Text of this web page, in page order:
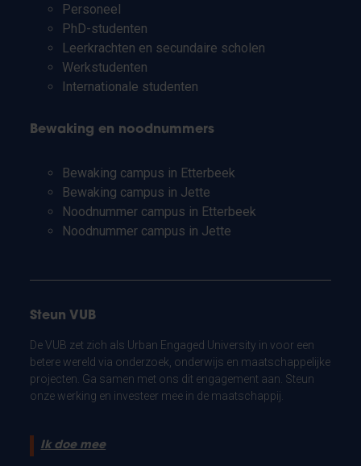
Personeel
PhD-studenten
Leerkrachten en secundaire scholen
Werkstudenten
Internationale studenten
Bewaking en noodnummers
Bewaking campus in Etterbeek
Bewaking campus in Jette
Noodnummer campus in Etterbeek
Noodnummer campus in Jette
Steun VUB
De VUB zet zich als Urban Engaged University in voor een
betere wereld via onderzoek, onderwijs en maatschappelijke
projecten. Ga samen met ons dit engagement aan. Steun
onze werking en investeer mee in de maatschappij.
Ik doe mee